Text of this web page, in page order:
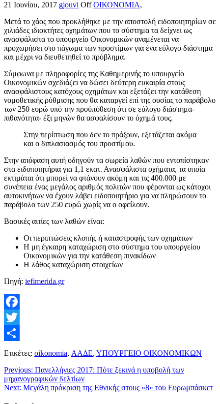
21 Ιουνίου, 2017 gjouvi Off ΟΙΚΟΝΟΜΙΑ,
Μετά το χάος που προκλήθηκε με την αποστολή ειδοποιητηρίων σε
χιλιάδες ιδιοκτήτες οχημάτων που το σύστημα τα δείχνει ως
ανασφάλιστα το υπουργείο Οικονομικών αναμένεται να
προχωρήσει στο πάγωμα των προστίμων για ένα εύλογο διάστημα
και μέχρι να διευθετηθεί το πρόβλημα.
Σύμφωνα με πληροφορίες της Καθημερινής το υπουργείο
Οικονομικών σχεδιάζει να δώσει δεύτερη ευκαιρία στους
ανασφάλιστους κατόχους οχημάτων και εξετάζει την κατάθεση
νομοθετικής ρύθμισης που θα καταργεί επί της ουσίας το παράβολο
των 250 ευρώ υπό την προϋπόθεση ότι σε εύλογο διάστημα-
πιθανότητα- έξι μηνών θα ασφαλίσουν το όχημά τους.
Στην περίπτωση που δεν το πράξουν, εξετάζεται ακόμα
και ο διπλασιασμός του προστίμου.
Στην απόφαση αυτή οδηγούν τα σωρεία λαθών που εντοπίστηκαν
στα ειδοποιητήρια για 1,1 εκατ. Ανασφάλιστα οχήματα, τα οποία
εκτιμάται ότι μπορεί να φτάνουν ακόμη και τις 400.000 με
συνέπεια ένας μεγάλος αριθμός πολιτών που φέρονται ως κάτοχοι
αυτοκινήτων να έχουν λάβει ειδοποιητήριο για να πληρώσουν το
παράβολο των 250 ευρώ χωρίς να ο οφείλουν.
Βασικές αιτίες των λαθών είναι:
Οι περιπτώσεις κλοπής ή καταστροφής των οχημάτων
Η μη έγκαιρη καταχώριση στο σύστημα του υπουργείου
Οικονομικών για την κατάθεση πινακίδων
Η λάθος καταχώριση στοιχείων
Πηγή: iefimerida.gr
Facebook
Twitter
Μοιραστείτε
Ετικέτες: oikonomia, ΑΑΔΕ, ΥΠΟΥΡΓΕΙΟ ΟΙΚΟΝΟΜΙΚΩΝ
Previous: Πανελλήνιες 2017: Πότε ξεκινά η υποβολή των
μηχανογραφικών δελτίων
Next: Μεγάλη πρόκριση της Εθνικής στους «8» του Ευρωμπάσκετ